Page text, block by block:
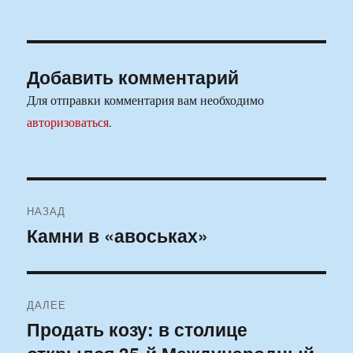
Добавить комментарий
Для отправки комментария вам необходимо
авторизоваться.
по
НАЗАД
Предыдущая
Камни в «авоськах»
ДАЛЕЕ
Следующая
Продать козу: в столице